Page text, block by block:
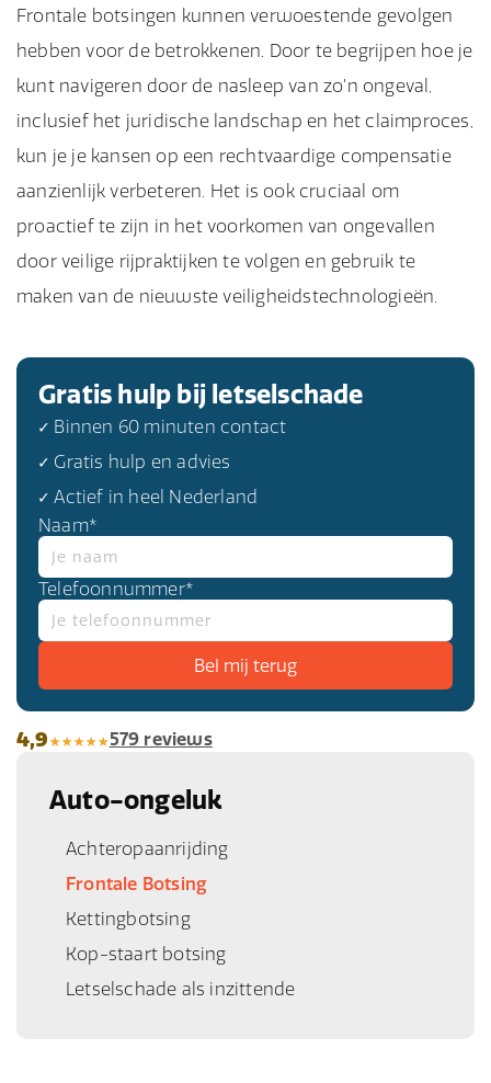
de schade, en de omgeving. Noteer de
contactgegevens van getuigen en de andere
betrokken bestuurder. Het is ook aan te raden
om zo snel mogelijk juridisch advies in te
winnen om je rechten en volgende stappen te
begrijpen.
te winnen om ervoor te zorgen dat je claim
binnen de gestelde termijn valt en je rechten
beschermd zijn.
verminderd worden op basis van je aandeel in
de schuld. Het bepalen van de schuldverdeling
kan complex zijn en hangt af van de specifieke
omstandigheden van het ongeval. Een ervaren
letselschadeadvocaat kan helpen bij het
navigeren door deze nuances en ervoor zorgen
dat je een eerlijke compensatie ontvangt.
verwondingen, snijwonden en schaafwonden,
traumatisch hersenletsel, en ruggenmergletsels.
De ernst van deze verwondingen kan variëren
van mild tot levensbedreigend. Het is belangrijk
om na een frontale botsing onmiddellijk
medische hulp te zoeken, zelfs als je je niet
meteen gewond voelt, aangezien sommige
verwondingen pas na enige tijd symptomen
kunnen vertonen.
Frontale botsingen kunnen verwoestende gevolgen
hebben voor de betrokkenen. Door te begrijpen hoe je
kunt navigeren door de nasleep van zo'n ongeval,
inclusief het juridische landschap en het claimproces,
kun je je kansen op een rechtvaardige compensatie
aanzienlijk verbeteren. Het is ook cruciaal om
proactief te zijn in het voorkomen van ongevallen
door veilige rijpraktijken te volgen en gebruik te
maken van de nieuwste veiligheidstechnologieën.
Gratis hulp bij letselschade
✓ Binnen 60 minuten contact
✓ Gratis hulp en advies
✓ Actief in heel Nederland
Naam*
Telefoonnummer*
4,9 579 reviews
Auto-ongeluk
Achteropaanrijding
Frontale Botsing
Kettingbotsing
Kop-staart botsing
Letselschade als inzittende